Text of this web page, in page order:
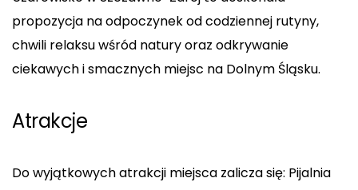
propozycja na odpoczynek od codziennej rutyny,
chwili relaksu wśród natury oraz odkrywanie
ciekawych i smacznych miejsc na Dolnym Śląsku.
Atrakcje
Do wyjątkowych atrakcji miejsca zalicza się: Pijalnia